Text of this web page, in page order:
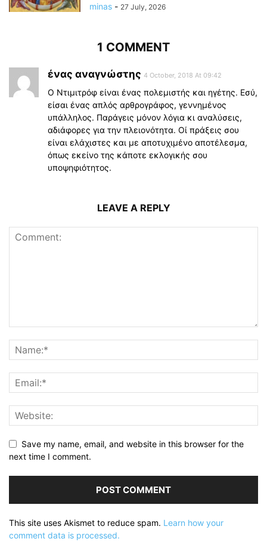
minas - 27 July, 2026
1 COMMENT
ένας αναγνώστης 4 October, 2018 At 09:42
Ο Ντιμιτρόφ είναι ένας πολεμιστής και ηγέτης. Εσύ,
είσαι ένας απλός αρθρογράφος, γεννημένος
υπάλληλος. Παράγεις μόνον λόγια κι αναλύσεις,
αδιάφορες για την πλειονότητα. Οί πράξεις σου
είναι ελάχιστες και με αποτυχιμένο αποτέλεσμα,
όπως εκείνο της κάποτε εκλογικής σου
υποψηφιότητος.
LEAVE A REPLY
Save my name, email, and website in this browser for the
next time I comment.
This site uses Akismet to reduce spam. Learn how your
comment data is processed.